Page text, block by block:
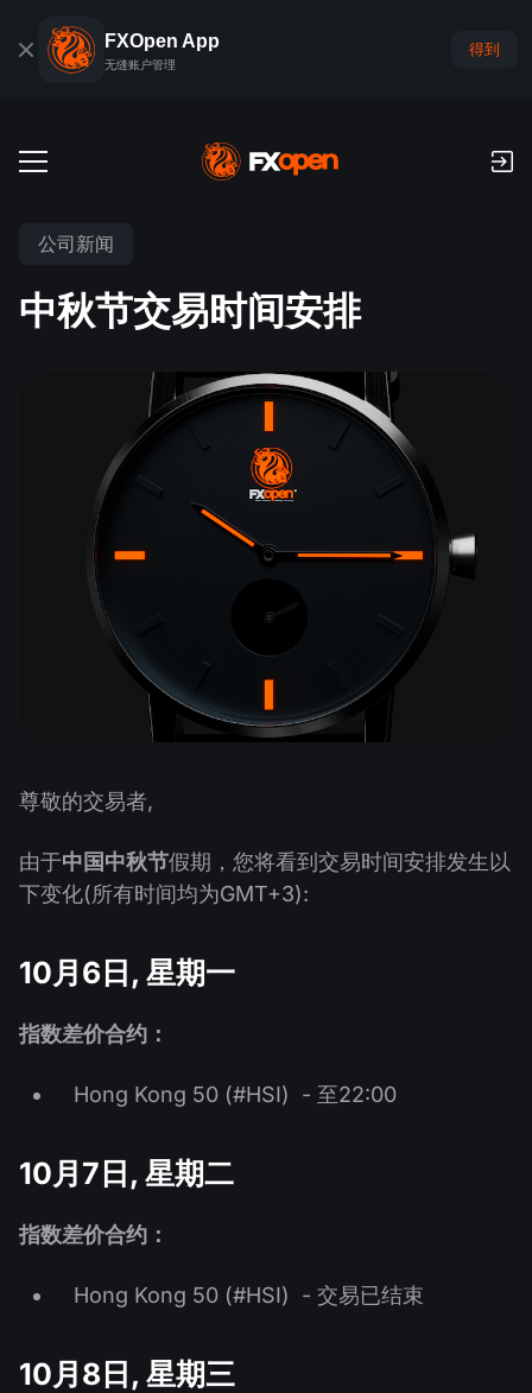
FXOpen App
无缝账户管理
得到
外汇模拟账户
佣金和库存费
什么是PAMM?
最佳 PAMM 账户排名
PAMM ECN
信号提供者与追随者
交易者工具
外汇竞赛
外汇
加密货币
iOS FXOpen App
Android FXOpen App
新闻和分析
股息日历
外汇论坛
什么是CFD交易？
什么是外汇经纪商？
公司新闻
为什么是我们？
公司新闻
中秋节交易时间安排
尊敬的交易者,
由于中国中秋节假期，您将看到交易时间安排发生以
下变化(所有时间均为GMT+3):
10月6日, 星期一
指数差价合约：
Hong Kong 50 (#HSI) - 至22:00
10月7日, 星期二
指数差价合约：
Hong Kong 50 (#HSI) - 交易已结束
10月8日, 星期三